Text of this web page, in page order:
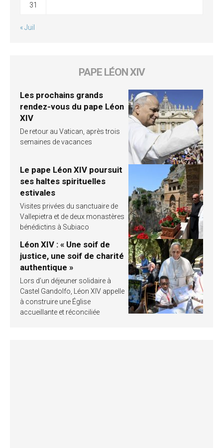
31
« Juil
PAPE LÉON XIV
Les prochains grands
rendez-vous du pape Léon
XIV
De retour au Vatican, après trois
semaines de vacances
Le pape Léon XIV poursuit
ses haltes spirituelles
estivales
Visites privées du sanctuaire de
Vallepietra et de deux monastères
bénédictins à Subiaco
Léon XIV : « Une soif de
justice, une soif de charité
authentique »
Lors d’un déjeuner solidaire à
Castel Gandolfo, Léon XIV appelle
à construire une Église
accueillante et réconciliée